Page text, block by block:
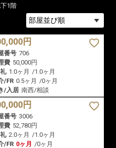
1階
円
番号 706
費 50,000円
1.0ヶ月 /1.0ヶ月
/FR 0.5ヶ月 /0ヶ月
/入居 南西/相談
円
番号 3006
費 52,780円
2.0ヶ月 /1.0ヶ月
/FR 0ヶ月 /0ヶ月